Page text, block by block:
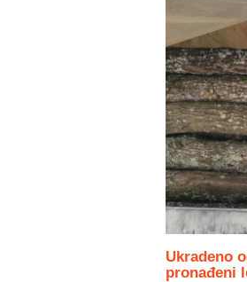
Ukradeno
pronađeni